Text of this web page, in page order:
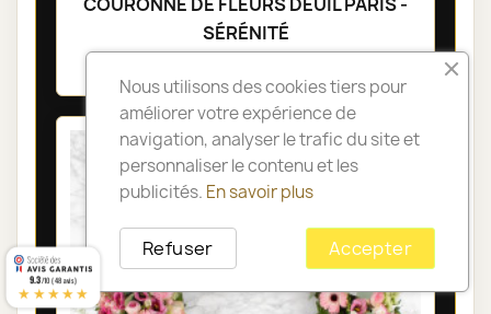
SÉRÉNITÉ
Nous utilisons des cookies tiers pour
améliorer votre expérience de
navigation, analyser le trafic du site et
personnaliser le contenu et les
publicités. En savoir plus
Accepter
Refuser
9.3/10 (48 avis)
★★★★★